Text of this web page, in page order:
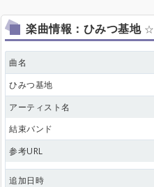
楽曲情報：ひみつ基地
曲名
ひみつ基地
アーティスト名
結束バンド
参考URL
追加日時